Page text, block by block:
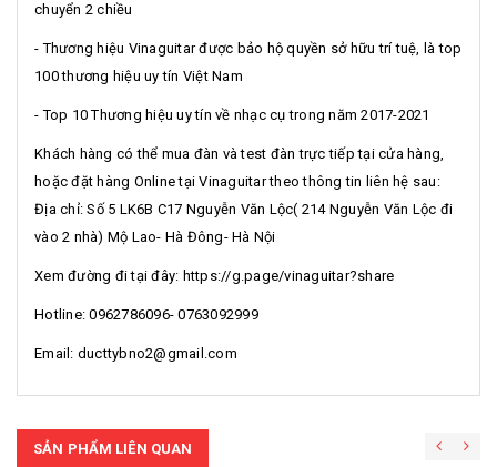
chuyển 2 chiều
- Thương hiệu Vinaguitar được bảo hộ quyền sở hữu trí tuệ, là top
100 thương hiệu uy tín Việt Nam
- Top 10 Thương hiệu uy tín về nhạc cụ trong năm 2017-2021
Khách hàng có thể mua đàn và test đàn trực tiếp tại cửa hàng,
hoặc đặt hàng Online tại Vinaguitar theo thông tin liên hệ sau:
Địa chỉ: Số 5 LK6B C17 Nguyễn Văn Lộc( 214 Nguyễn Văn Lộc đi
vào 2 nhà) Mộ Lao- Hà Đông- Hà Nội
Xem đường đi tại đây: https://g.page/vinaguitar?share
Hotline: 0962786096- 0763092999
Email: ducttybno2@gmail.com
SẢN PHẨM LIÊN QUAN